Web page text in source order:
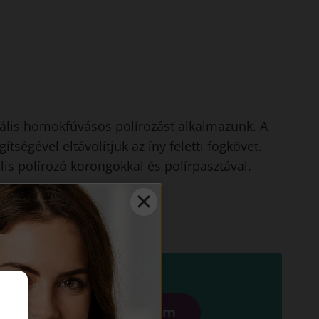
homokfúvásos polírozást alkalmazunk. A
eltávolítjuk az íny feletti fogkövet.
polírozó korongokkal és polírpasztával.
Bejelentkezem